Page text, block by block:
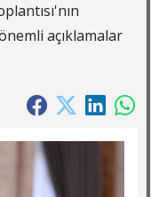
açıklamalar